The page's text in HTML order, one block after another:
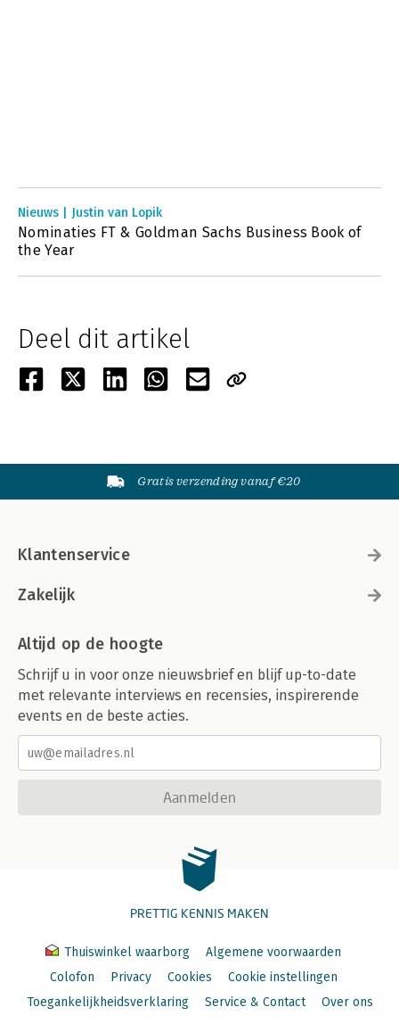
Nieuws | Justin van Lopik
Nominaties FT & Goldman Sachs Business Book of
the Year
Deel dit artikel
Gratis verzending vanaf €20
Klantenservice
Zakelijk
Altijd op de hoogte
Schrijf u in voor onze nieuwsbrief en blijf up-to-date
met relevante interviews en recensies, inspirerende
events en de beste acties.
Aanmelden
PRETTIG KENNIS MAKEN
Thuiswinkel waarborg
Algemene voorwaarden
Colofon
Privacy Cookies
Cookie instellingen
Toegankelijkheidsverklaring
Service & Contact Over ons